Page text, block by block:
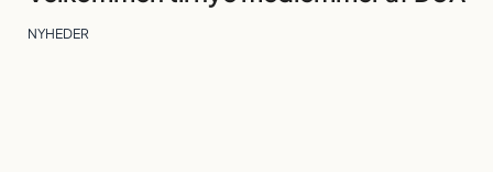
NYHEDER